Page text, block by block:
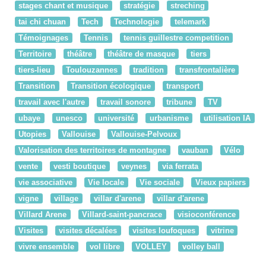
stages chant et musique
stratégie
streching
tai chi chuan
Tech Technologie
telemark
Témoignages
Tennis
tennis guillestre competition
Territoire
théâtre théâtre de masque
tiers
tiers-lieu
Toulouzannes tradition
transfrontalière
Transition
Transition écologique
transport
travail avec l'autre
travail sonore tribune
TV
ubaye
unesco université urbanisme
utilisation IA
Utopies
Vallouise
Vallouise-Pelvoux
Valorisation des territoires de montagne
vauban
Vélo
vente
vesti boutique veynes
via ferrata
vie associative
Vie locale Vie sociale
Vieux papiers
vigne
village villar d'arene
villar d'arene
Villard Arene
Villard-saint-pancrace
visioconférence
Visites
visites décalées visites loufoques
vitrine
vivre ensemble
vol libre VOLLEY
volley ball